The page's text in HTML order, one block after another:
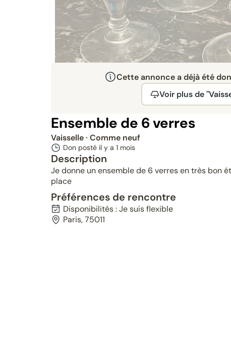
Cette annonce a déjà été
Voir plus de
Ensemble de 6 verres
Vaisselle· Comme neuf
Don posté il y a 1 mois
Description
Je donne un ensemble de 6 verres en très bon
place
Préférences de rencontre
Disponibilités : Je suis flexible
Paris, 75011